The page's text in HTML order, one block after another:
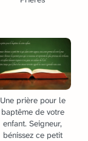
Une prière pour le
baptême de votre
enfant. Seigneur,
bénissez ce petit